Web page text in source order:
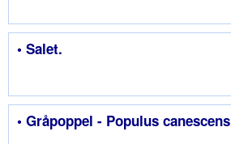
• Salet.
• Gråpoppel - Populus canescens